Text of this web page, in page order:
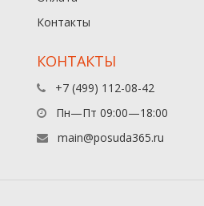
Контакты
КОНТАКТЫ
+7 (499) 112-08-42
Пн—Пт 09:00—18:00
main@posuda365.ru